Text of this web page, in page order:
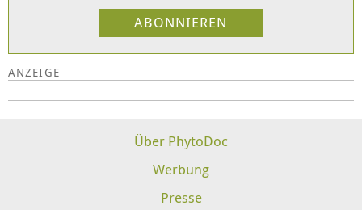
Über PhytoDoc
Werbung
Presse